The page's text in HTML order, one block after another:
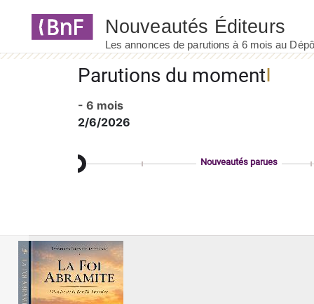
Parutions du moment
- 6 mois
2/6/2026
Nouveautés parues